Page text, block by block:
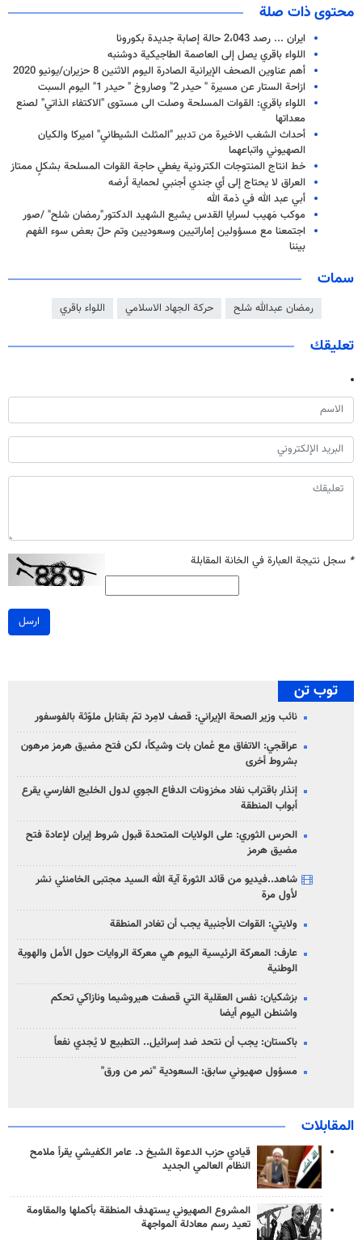
محتوى ذات صلة
ايران ... رصد 2،043 حالة إصابة جديدة بكورونا
اللواء باقري يصل إلى العاصمة الطاجيكية دوشنبه
أهم عناوين الصحف الإيرانية الصادرة اليوم الاثنين 8 حزيران/يونيو 2020
ازاحة الستار عن مسيرة " حيدر 2" وصاروخ " حيدر 1" اليوم السبت
اللواء باقري: القوات المسلحة وصلت الى مستوى "الاكتفاء الذاتي" لصنع
معداتها
أحداث الشغب الاخيرة من تدبير "المثلث الشيطاني" اميركا والكيان
الصهيوني واتباعهما
خط انتاج المنتوجات الكترونية يغطي حاجة القوات المسلحة بشكلٍ ممتاز
العراق لا يحتاج إلى أي جندي أجنبي لحماية أرضه
أبي عبد الله في ذمة الله
موكب مَهيب لسرايا القدس يشيع الشهيد الدكتور"رمضان شلح" /صور
اجتمعنا مع مسؤولين إماراتيين وسعوديين وتم حلّ بعض سوء الفهم
بيننا
سمات
رمضان عبدالله شلح حركة الجهاد الاسلامي اللواء باقري
تعليقك
* سجل نتيجة العبارة في الخانة المقابلة
ارسل
توب تن
نائب وزير الصحة الإيراني: قصف لامِرد تمّ بقنابل ملوّثة بالفوسفور
عراقجي: الاتفاق مع عُمان بات وشيكاً، لكن فتح مضيق هرمز مرهون
بشروط أخرى
إنذار باقتراب نفاد مخزونات الدفاع الجوي لدول الخليج الفارسي يقرع
أبواب المنطقة
الحرس الثوري: على الولايات المتحدة قبول شروط إيران لإعادة فتح
مضيق هرمز
شاهد..فيديو من قائد الثورة آية الله السيد مجتبى الخامنئي نشر
لأول مرة
ولايتي: القوات الأجنبية يجب أن تغادر المنطقة
عارف: المعركة الرئيسية اليوم هي معركة الروايات حول الأمل والهوية
الوطنية
بزشكيان: نفس العقلية التي قصفت هيروشيما ونازاكي تحكم
واشنطن اليوم أيضا
باكستان: يجب أن نتحد ضد إسرائيل.. التطبيع لا يُجدي نفعاً
مسؤول صهيوني سابق: السعودية "نمر من ورق"
المقابلات
قيادي حزب الدعوة الشيخ د. عامر الكفيشي يقرأ ملامح
النظام العالمي الجديد
المشروع الصهيوني يستهدف المنطقة بأكملها والمقاومة
تعيد رسم معادلة المواجهة